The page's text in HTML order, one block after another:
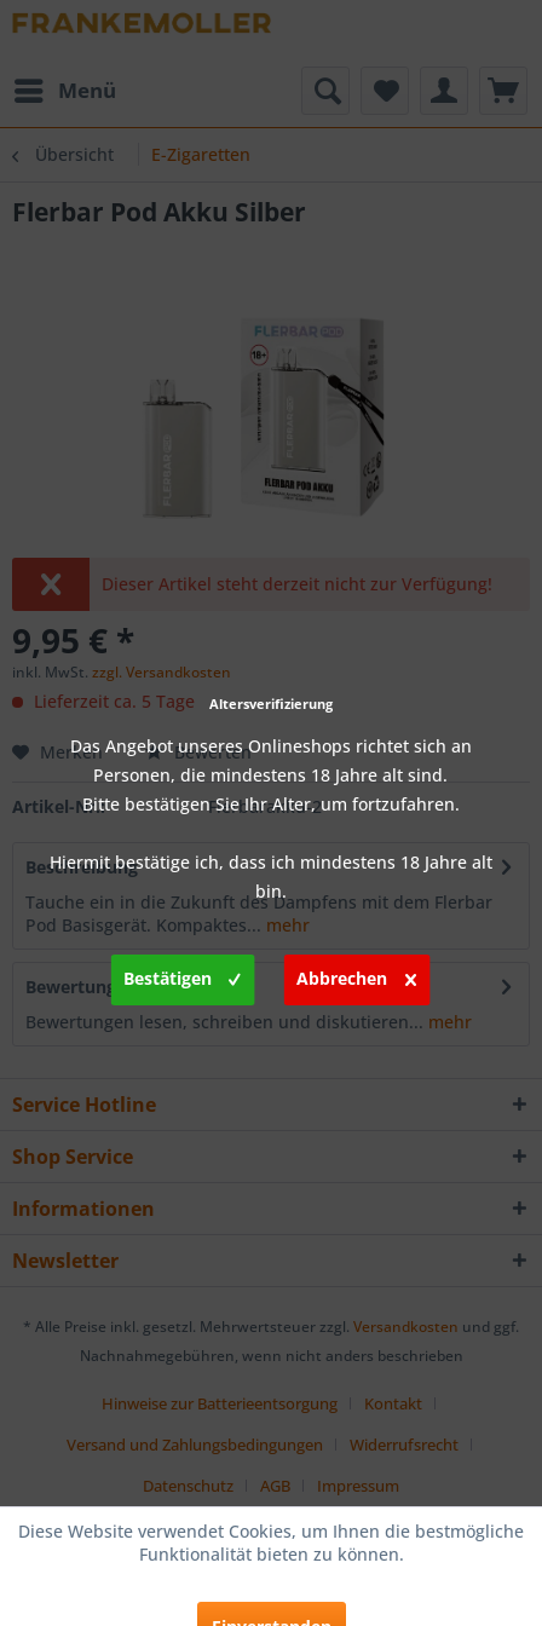
Menü
Übersicht E-Zigaretten
Flerbar Pod Akku Silber
Dieser Artikel steht derzeit nicht zur Verfügung!
9,95 € *
inkl. MwSt. zzgl. Versandkosten
Lieferzeit ca. 5 Tage
Merken Bewerten
Artikel-Nr.: Flerbarakku-2
Beschreibung
Tauche ein in die Zukunft des Dampfens mit dem Flerbar
Pod Basisgerät. Kompaktes... mehr
Bewertungen
0
Bewertungen lesen, schreiben und diskutieren... mehr
Service Hotline
Shop Service
Informationen
Newsletter
* Alle Preise inkl. gesetzl. Mehrwertsteuer zzgl. Versandkosten und ggf.
Nachnahmegebühren, wenn nicht anders beschrieben
Hinweise zur Batterieentsorgung
Kontakt
Versand und Zahlungsbedingungen
Widerrufsrecht
Datenschutz
AGB Impressum
Diese Website verwendet Cookies, um Ihnen die bestmögliche
Funktionalität bieten zu können.
Altersverifizierung
Das Angebot unseres Onlineshops richtet sich an
Personen, die mindestens 18 Jahre alt sind.
Bitte bestätigen Sie Ihr Alter, um fortzufahren.
Hiermit bestätige ich, dass ich mindestens 18 Jahre alt
bin.
Bestätigen Abbrechen